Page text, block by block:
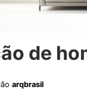
de
arqbrasil